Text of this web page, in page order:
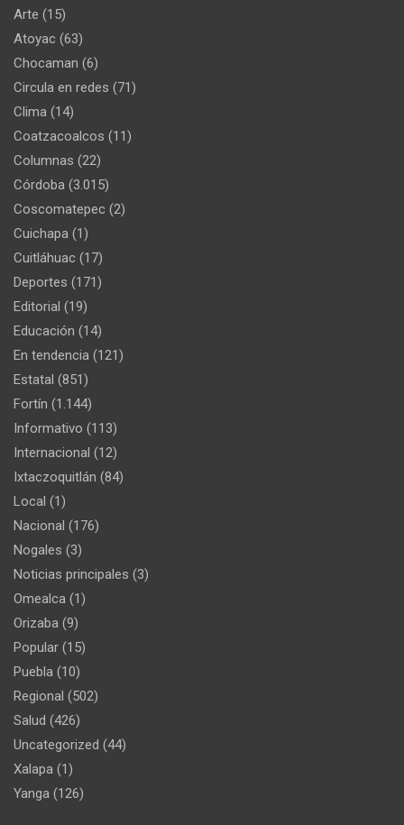
Arte (15)
Atoyac (63)
Chocaman (6)
Circula en redes (71)
Clima (14)
Coatzacoalcos (11)
Columnas (22)
Córdoba (3.015)
Coscomatepec (2)
Cuichapa (1)
Cuitláhuac (17)
Deportes (171)
Editorial (19)
Educación (14)
En tendencia (121)
Estatal (851)
Fortín (1.144)
Informativo (113)
Internacional (12)
Ixtaczoquitlán (84)
Local (1)
Nacional (176)
Nogales (3)
Noticias principales (3)
Omealca (1)
Orizaba (9)
Popular (15)
Puebla (10)
Regional (502)
Salud (426)
Uncategorized (44)
Xalapa (1)
Yanga (126)